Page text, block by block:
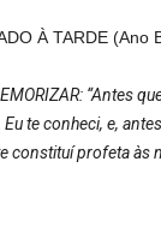
À TARDE (Ano
“Antes
te conheci, e,
constituí profeta às